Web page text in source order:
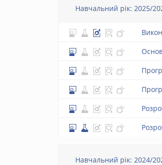
Навчальний рік: 2025/
Навчальний рік: 2024/